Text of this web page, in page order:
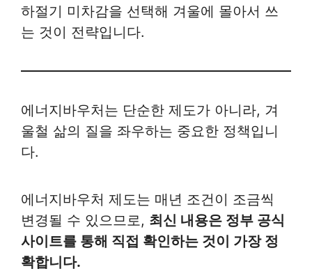
하절기 미차감을 선택해 겨울에 몰아서 쓰
는 것이 전략입니다.
에너지바우처는 단순한 제도가 아니라, 겨
울철 삶의 질을 좌우하는 중요한 정책입니
다.
에너지바우처 제도는 매년 조건이 조금씩
변경될 수 있으므로, 최신 내용은 정부 공식
사이트를 통해 직접 확인하는 것이 가장 정
확합니다.